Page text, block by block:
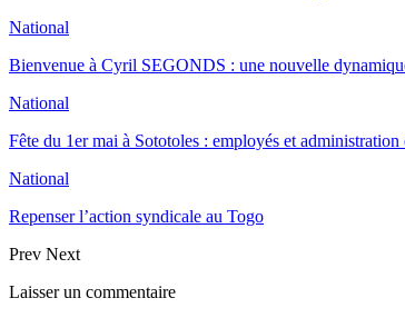
National
Bienvenue à Cyril SEGONDS : une nouvelle
National
Fête du 1er mai à Sototoles : employés et
National
Repenser l’action syndicale au Togo
Prev Next
Laisser un commentaire